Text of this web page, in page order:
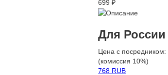
699 ₽
Для России
Цена с посредником:
(комиссия 10%)
768 RUB